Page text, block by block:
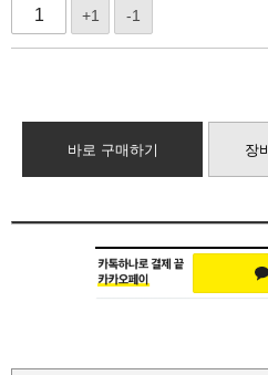
+1 -1
바로 구매하기 장